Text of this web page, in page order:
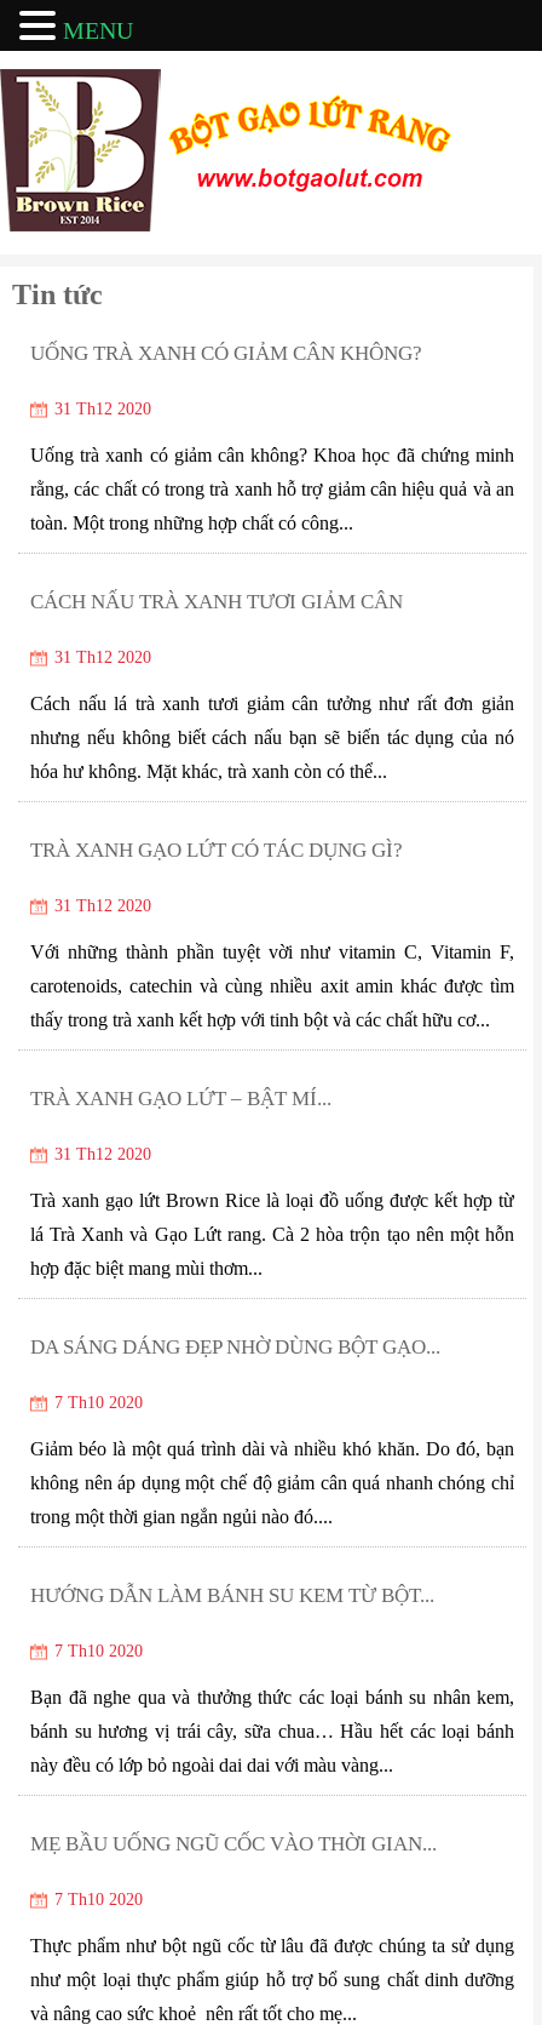
Tin tức
UỐNG TRÀ XANH CÓ GIẢM CÂN KHÔNG?
31 Th12 2020
Uống trà xanh có giảm cân không? Khoa học đã chứng minh
rằng, các chất có trong trà xanh hỗ trợ giảm cân hiệu quả và an
toàn. Một trong những hợp chất có công...
CÁCH NẤU TRÀ XANH TƯƠI GIẢM CÂN
31 Th12 2020
Cách nấu lá trà xanh tươi giảm cân tưởng như rất đơn giản
nhưng nếu không biết cách nấu bạn sẽ biến tác dụng của nó
hóa hư không. Mặt khác, trà xanh còn có thể...
TRÀ XANH GẠO LỨT CÓ TÁC DỤNG GÌ?
31 Th12 2020
Với những thành phần tuyệt vời như vitamin C, Vitamin F,
carotenoids, catechin và cùng nhiều axit amin khác được tìm
thấy trong trà xanh kết hợp với tinh bột và các chất hữu cơ...
TRÀ XANH GẠO LỨT – BẬT MÍ...
31 Th12 2020
Trà xanh gạo lứt Brown Rice là loại đồ uống được kết hợp từ
lá Trà Xanh và Gạo Lứt rang. Cà 2 hòa trộn tạo nên một hỗn
hợp đặc biệt mang mùi thơm...
DA SÁNG DÁNG ĐẸP NHỜ DÙNG BỘT GẠO...
7 Th10 2020
Giảm béo là một quá trình dài và nhiều khó khăn. Do đó, bạn
không nên áp dụng một chế độ giảm cân quá nhanh chóng chỉ
trong một thời gian ngắn ngủi nào đó....
HƯỚNG DẪN LÀM BÁNH SU KEM TỪ BỘT...
7 Th10 2020
Bạn đã nghe qua và thưởng thức các loại bánh su nhân kem,
bánh su hương vị trái cây, sữa chua… Hầu hết các loại bánh
này đều có lớp bỏ ngoài dai dai với màu vàng...
MẸ BẦU UỐNG NGŨ CỐC VÀO THỜI GIAN...
7 Th10 2020
Thực phẩm như bột ngũ cốc từ lâu đã được chúng ta sử dụng
như một loại thực phẩm giúp hỗ trợ bổ sung chất dinh dưỡng
và nâng cao sức khoẻ nên rất tốt cho mẹ...
MENU